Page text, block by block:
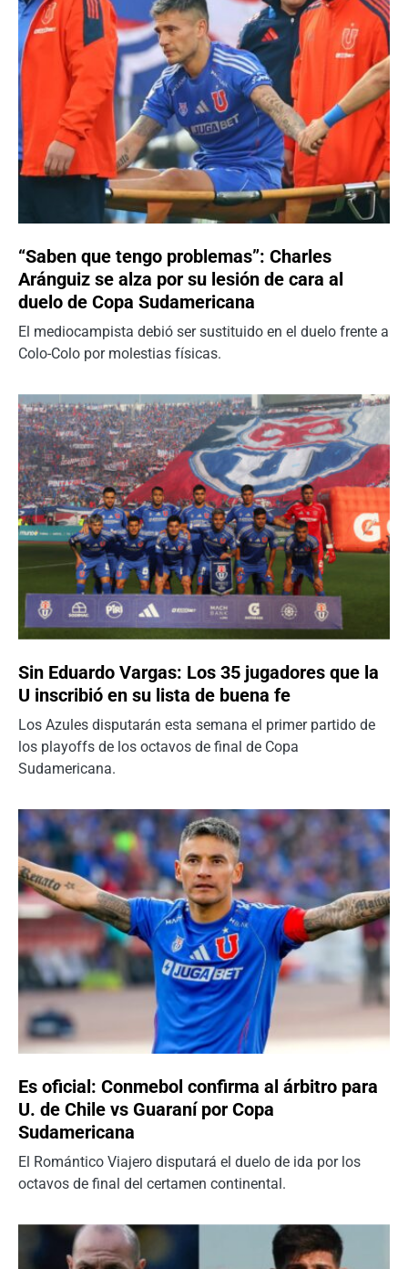
“Saben que tengo problemas”: Charles
Aránguiz se alza por su lesión de cara al
duelo de Copa Sudamericana
El mediocampista debió ser sustituido en el duelo frente a
Colo-Colo por molestias físicas.
Sin Eduardo Vargas: Los 35 jugadores que la
U inscribió en su lista de buena fe
Los Azules disputarán esta semana el primer partido de
los playoffs de los octavos de final de Copa
Sudamericana.
Es oficial: Conmebol confirma al árbitro para
U. de Chile vs Guaraní por Copa
Sudamericana
El Romántico Viajero disputará el duelo de ida por los
octavos de final del certamen continental.